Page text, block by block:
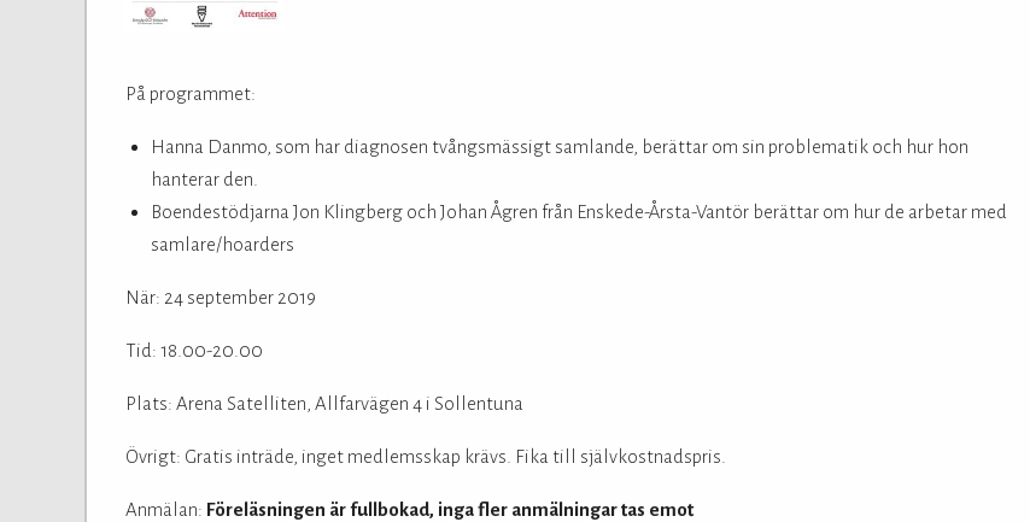
På programmet:
Hanna Danmo, som har diagnosen tvångsmässigt samlande, berättar om sin problematik och hur hon
hanterar den.
Boendestödjarna Jon Klingberg och Johan Ågren från Enskede-Årsta-Vantör berättar om hur de arbetar med
samlare/hoarders
När: 24 september 2019
Tid: 18.00-20.00
Plats: Arena Satelliten, Allfarvägen 4 i Sollentuna
Övrigt: Gratis inträde, inget medlemsskap krävs. Fika till självkostnadspris.
Anmälan: Föreläsningen är fullbokad, inga fler anmälningar tas emot